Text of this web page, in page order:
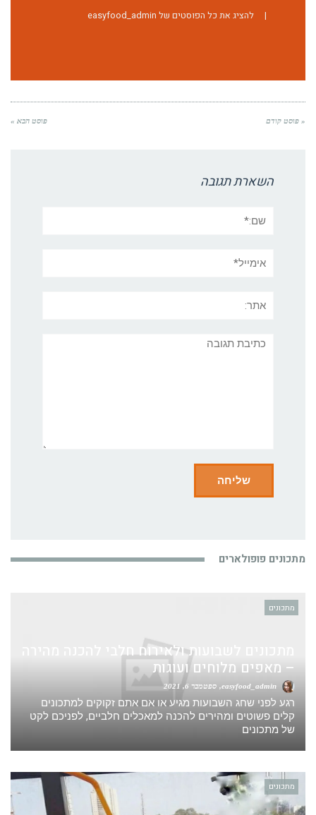
| להציג את כל הפוסטים של easyfood_admin
« פוסט קודם פוסט הבא »
השארת תגובה
תגובה
מתכונים פופולארים
מתכונים
מתכונים לשבועות ולאירוח חלבי להכנה מהירה
– מאפים מלוחים ועוגות
ספטמבר 6, 2021
רגע לפני שחג השבועות מגיע או אם אתם זקוקים למתכונים
קלים פשוטים ומהירים להכנה למאכלים חלביים, לפניכם לקט
של מתכונים
מתכונים